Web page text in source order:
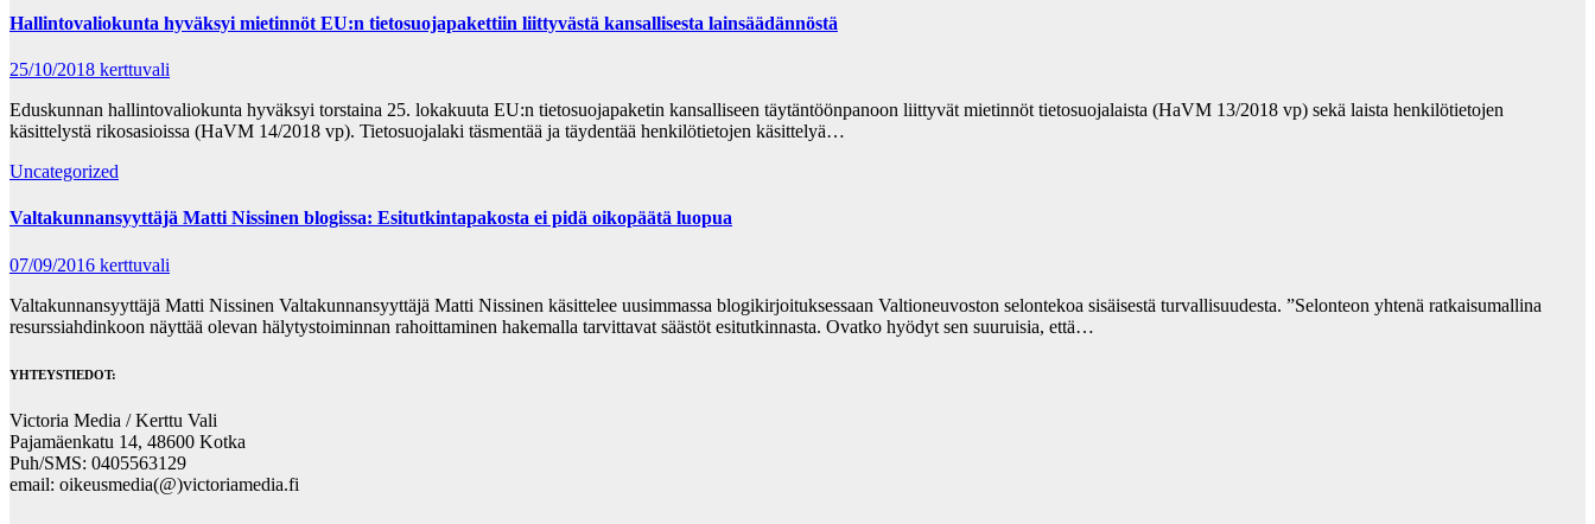
Hallintovaliokunta hyväksyi mietinnöt EU:n tietosuojapakettiin liittyvästä kansallisesta lainsäädännöstä
25/10/2018 kerttuvali
Eduskunnan hallintovaliokunta hyväksyi torstaina 25. lokakuuta EU:n tietosuojapaketin kansalliseen täytäntöönpanoon liittyvät mietinnöt tietosuojalaista (HaVM 13/2018 vp) sekä laista henkilötietojen
käsittelystä rikosasioissa (HaVM 14/2018 vp). Tietosuojalaki täsmentää ja täydentää henkilötietojen käsittelyä…
Uncategorized
Valtakunnansyyttäjä Matti Nissinen blogissa: Esitutkintapakosta ei pidä oikopäätä luopua
07/09/2016 kerttuvali
Valtakunnansyyttäjä Matti Nissinen Valtakunnansyyttäjä Matti Nissinen käsittelee uusimmassa blogikirjoituksessaan Valtioneuvoston selontekoa sisäisestä turvallisuudesta. ”Selonteon yhtenä ratkaisumallina
resurssiahdinkoon näyttää olevan hälytystoiminnan rahoittaminen hakemalla tarvittavat säästöt esitutkinnasta. Ovatko hyödyt sen suuruisia, että…
YHTEYSTIEDOT:
Victoria Media / Kerttu Vali
Pajamäenkatu 14, 48600 Kotka
Puh/SMS: 0405563129
email: oikeusmedia(@)victoriamedia.fi